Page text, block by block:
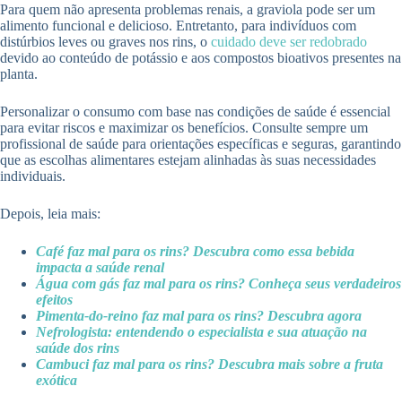
Para quem não apresenta problemas renais, a graviola pode ser um
alimento funcional e delicioso. Entretanto, para indivíduos com
distúrbios leves ou graves nos rins, o cuidado deve ser redobrado
devido ao conteúdo de potássio e aos compostos bioativos presentes na
planta.
Personalizar o consumo com base nas condições de saúde é essencial
para evitar riscos e maximizar os benefícios. Consulte sempre um
profissional de saúde para orientações específicas e seguras, garantindo
que as escolhas alimentares estejam alinhadas às suas necessidades
individuais.
Depois, leia mais:
Café faz mal para os rins? Descubra como essa bebida
impacta a saúde renal
Água com gás faz mal para os rins? Conheça seus verdadeiros
efeitos
Pimenta-do-reino faz mal para os rins? Descubra agora
Nefrologista: entendendo o especialista e sua atuação na
saúde dos rins
Cambuci faz mal para os rins? Descubra mais sobre a fruta
exótica